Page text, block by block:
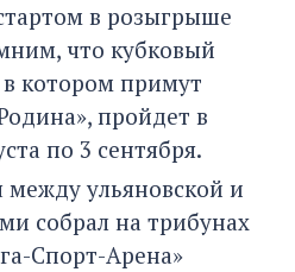
в розыгрыше
что кубковый
котором примут
пройдет в
по 3 сентября.
ульяновской и
собрал на трибунах
Спорт-Арена»